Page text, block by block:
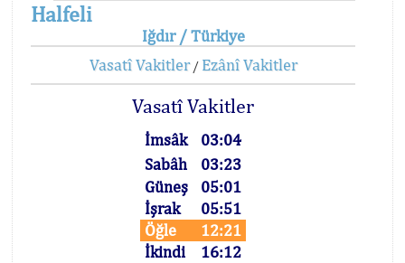
Halfeli
Iğdır / Türkiye
Vasatî Vakitler/ Ezânî Vakitler
Vasatî Vakitler
İmsâk
03:04
Sabâh
03:23
Güneş
05:01
İşrak
05:51
Öğle
12:21
İkindi
16:12